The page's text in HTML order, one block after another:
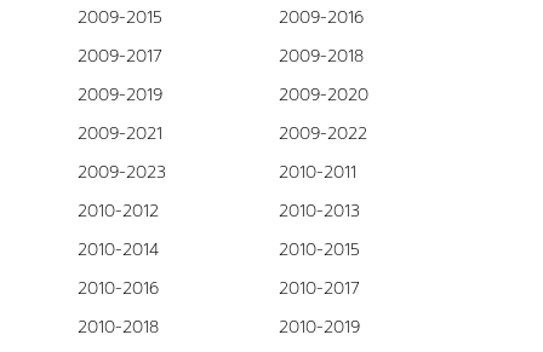
2009-2015
2009-2016
2009-2017
2009-2018
2009-2019
2009-2020
2009-2021
2009-2022
2009-2023
2010-2011
2010-2012
2010-2013
2010-2014
2010-2015
2010-2016
2010-2017
2010-2018
2010-2019